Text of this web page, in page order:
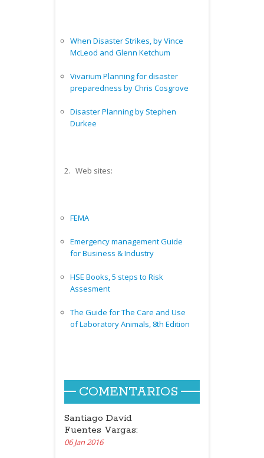
When Disaster Strikes, by Vince
McLeod and Glenn Ketchum
Vivarium Planning for disaster
preparedness by Chris Cosgrove
Disaster Planning by Stephen
Durkee
2. Web sites:
FEMA
Emergency management Guide
for Business & Industry
HSE Books, 5 steps to Risk
Assesment
The Guide for The Care and Use
of Laboratory Animals, 8th Edition
COMENTARIOS
Santiago David
Fuentes Vargas:
06 Jan 2016